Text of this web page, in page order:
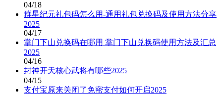
04/18
群星纪元礼包码怎么用-通用礼包兑换码及使用方法分享
2025
04/17
掌门下山兑换码在哪用 掌门下山兑换码使用方法及汇总
2025
04/16
封神开天核心武将有哪些2025
04/15
支付宝原来关闭了免密支付如何开启2025